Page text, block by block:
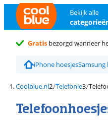
Bekijk alle
Gratis bezorgd wanneer
iPhone hoesjesSamsung
Coolblue.nl Telefonie